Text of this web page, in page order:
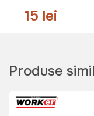
15 lei
Produse